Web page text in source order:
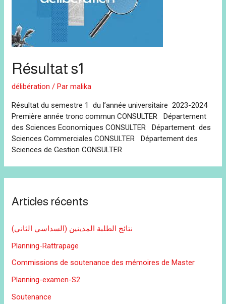
Résultat s1
délibération / Parmalika
Résultat du semestre 1 du l’année universitaire 2023-2024
Première année tronc commun CONSULTER Département
des Sciences Economiques CONSULTER Département des
Sciences Commerciales CONSULTER Département des
Sciences de Gestion CONSULTER
Articles récents
نتائج الطلبة المدينين (السداسي الثاني)
Planning-Rattrapage
Commissions de soutenance des mémoires de Master
Planning-examen-S2
Soutenance